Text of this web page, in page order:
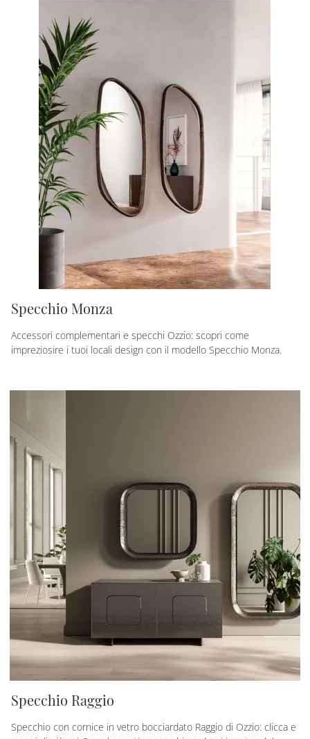
Specchio Monza
Accessori complementari e specchi Ozzio: scopri come
impreziosire i tuoi locali design con il modello Specchio Monza.
Specchio Raggio
Specchio con cornice in vetro bocciardato Raggio di Ozzio: clicca e